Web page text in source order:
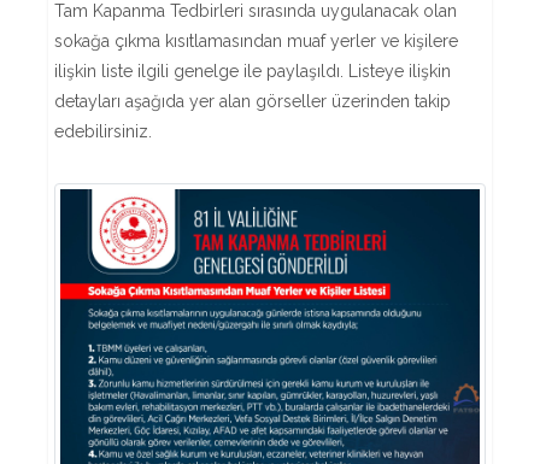
Tam Kapanma Tedbirleri sırasında uygulanacak olan
sokağa çıkma kısıtlamasından muaf yerler ve kişilere
ilişkin liste ilgili genelge ile paylaşıldı. Listeye ilişkin
detayları aşağıda yer alan görseller üzerinden takip
edebilirsiniz.